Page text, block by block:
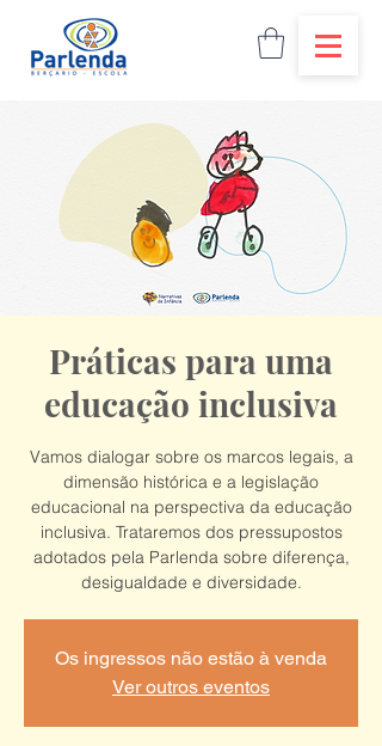
Práticas para uma
educação inclusiva
Vamos dialogar sobre os marcos legais, a
dimensão histórica e a legislação
educacional na perspectiva da educação
inclusiva. Trataremos dos pressupostos
adotados pela Parlenda sobre diferença,
desigualdade e diversidade.
Os ingressos não estão à venda
Ver outros eventos